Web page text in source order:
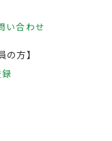
い合わせ
の方】